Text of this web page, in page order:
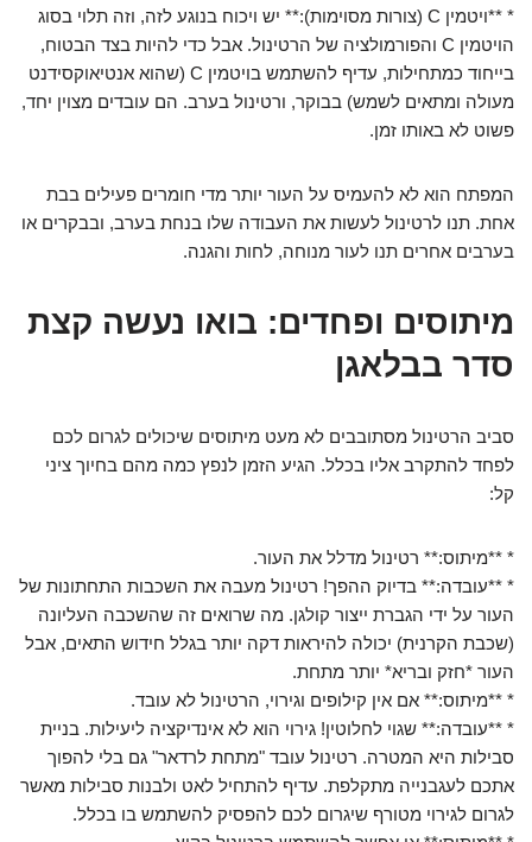
* **ויטמין C (צורות מסוימות):** יש ויכוח בנוגע לזה, וזה תלוי בסוג
הויטמין C והפורמולציה של הרטינול. אבל כדי להיות בצד הבטוח,
בייחוד כמתחילות, עדיף להשתמש בויטמין C (שהוא אנטיאוקסידנט
מעולה ומתאים לשמש) בבוקר, ורטינול בערב. הם עובדים מצוין יחד,
פשוט לא באותו זמן.
המפתח הוא לא להעמיס על העור יותר מדי חומרים פעילים בבת
אחת. תנו לרטינול לעשות את העבודה שלו בנחת בערב, ובבקרים או
בערבים אחרים תנו לעור מנוחה, לחות והגנה.
מיתוסים ופחדים: בואו נעשה קצת
סדר בבלאגן
סביב הרטינול מסתובבים לא מעט מיתוסים שיכולים לגרום לכם
לפחד להתקרב אליו בכלל. הגיע הזמן לנפץ כמה מהם בחיוך ציני
קל:
* **מיתוס:** רטינול מדלל את העור.
* **עובדה:** בדיוק ההפך! רטינול מעבה את השכבות התחתונות של
העור על ידי הגברת ייצור קולגן. מה שרואים זה שהשכבה העליונה
(שכבת הקרנית) יכולה להיראות דקה יותר בגלל חידוש התאים, אבל
העור *חזק ובריא* יותר מתחת.
* **מיתוס:** אם אין קילופים וגירוי, הרטינול לא עובד.
* **עובדה:** שגוי לחלוטין! גירוי הוא לא אינדיקציה ליעילות. בניית
סבילות היא המטרה. רטינול עובד "מתחת לרדאר" גם בלי להפוך
אתכם לעגבנייה מתקלפת. עדיף להתחיל לאט ולבנות סבילות מאשר
לגרום לגירוי מטורף שיגרום לכם להפסיק להשתמש בו בכלל.